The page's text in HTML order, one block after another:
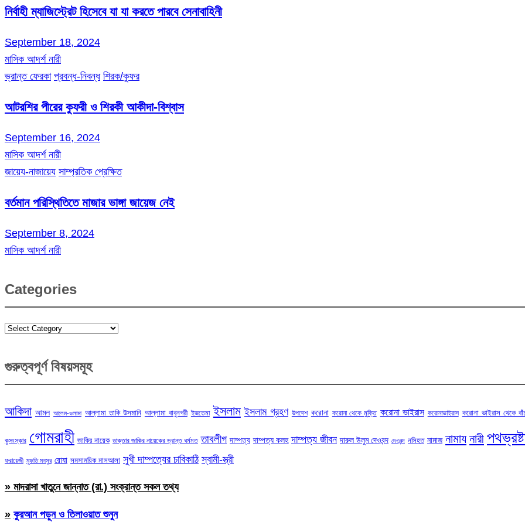
নির্বাহী ম্যাজিস্ট্রেট হিসেবে যা যা করতে পারবে সেনাবাহিনী
September 18, 2024
মাসিক আদর্শ নারী
ভ্রান্ত ফেরকা প্রবন্ধ-নিবন্ধ শিরক/কুফর
আটরশির পীরের কুফরী ও শিরকী আকীদা-বিশ্বাস
September 16, 2024
মাসিক আদর্শ নারী
জায়েয-নাজায়েয সাম্প্রতিক প্রেক্ষিত
বর্তমান পরিস্থিতিতে মাজার ভাঙ্গা জায়েজ নেই
September 8, 2024
মাসিক আদর্শ নারী
Categories
Categories
গুরুত্বপূর্ণ বিষয়সমূহ
আকিদা আমল আলেম-ওলামা আল্লামা তাকি উসমানি আল্লামা বাবুনগরী ইজতেমা ইসলাম ইসলাম গ্রহণ উপদেশ করোনা করোনা থেকে মুক্তি করোনা ভাইরাস করোনাভাইরাস করোনা ভাইরাস থেকে
কুসংস্কার গোমরাহী জাকির নায়েক ডাক্তার জাকির নায়েকের ভ্রান্ত ধর্মমত তাবলীগ দাম্পত্য দাম্পত্য কলহ দাম্পত্য জীবন দারুল উলুম দেওবন্দ দেওবন্দ নসিহত নামাজ নামায নারী
ফরায়েজী মুফতি মনসুর রোযা সমসাময়িক মাসআলা সুখী দাম্পত্যের চাবিকাঠি স্বামী-স্ত্রী
» মাদরাসা খাতুনে জান্নাত (রা.) সংক্রান্ত সকল তথ্য
» কুরআন পড়ুন ও তিলাওয়াত শুনুন